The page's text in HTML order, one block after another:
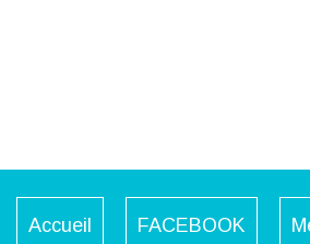
Accueil FACEBOOK